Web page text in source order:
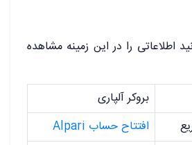
اطلاعاتی را در این زمینه مشاهده
بروکر آلپاری
افتتاح حساب Alpari